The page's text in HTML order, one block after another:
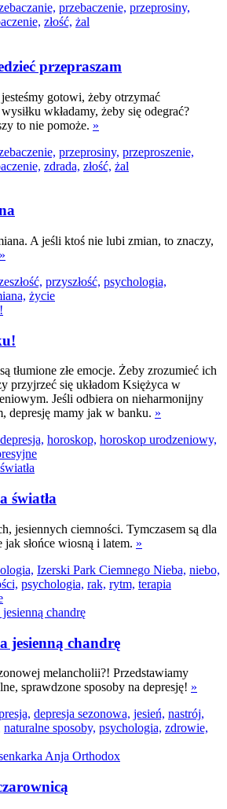
przebaczenie, przeprosiny,
złość, żal
przepraszam
gotowi, żeby otrzymać
wkładamy, żeby się odegrać?
to nie pomoże. »
przeprosiny, przeproszenie,
zdrada, złość, żal
A jeśli ktoś nie lubi zmian, to znaczy,
»
przyszłość, psychologia,
życie
tłumione złe emocje. Żeby zrozumieć ich
przyjrzeć się układom Księżyca w
Jeśli odbiera on nieharmonijny
depresję mamy jak w banku. »
depresja, horoskop, horoskop urodzeniowy,
światła
jesiennych ciemności. Tymczasem są dla
słońce wiosną i latem. »
Izerski Park Ciemnego Nieba, niebo,
psychologia, rak, rytm, terapia
jesienną chandrę
melancholii?! Przedstawiamy
sprawdzone sposoby na depresję! »
depresja sezonowa, jesień, nastrój,
naturalne sposoby, psychologia, zdrowie,